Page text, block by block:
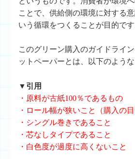
ことで、供給側の環境に対する
いう循環をつくることが目的です
このグリーン購入のガイドライ
ットペーパーとは、以下のような
▼引用
・原料が古紙100％であるもの
・ロール幅が狭いこと（購入の目
・シングル巻きであること
・芯なしタイプであること
・白色度が過度に高くないこと